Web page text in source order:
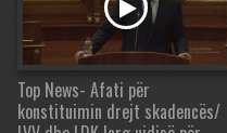
Top News- Afati për
konstituimin drejt skadencës/